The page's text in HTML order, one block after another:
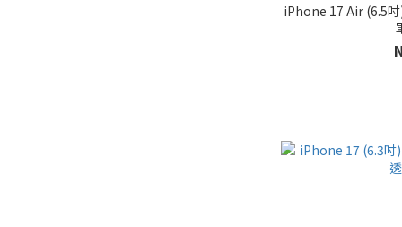
iPhone 17 Air (6.5